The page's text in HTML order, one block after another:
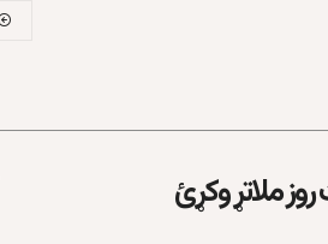
ملاتړ وکړئ